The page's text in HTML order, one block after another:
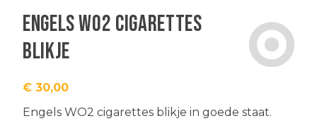
Engels WO2 cigarettes
blikje
€ 30,00
Engels WO2 cigarettes blikje in goede staat.